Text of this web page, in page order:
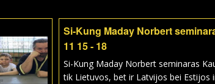
Si-Kung Maday Norbert
11 15 - 18
Si-Kung Maday Norbert seminaras
tik Lietuvos, bet ir Latvijos bei Estijos